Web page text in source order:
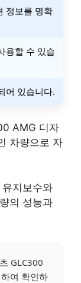
정보를 명확
용할 수 있습
어 있습니다.
AMG 디자
차량으로 자
지보수와
의 성능과
GLC300
여 확인하